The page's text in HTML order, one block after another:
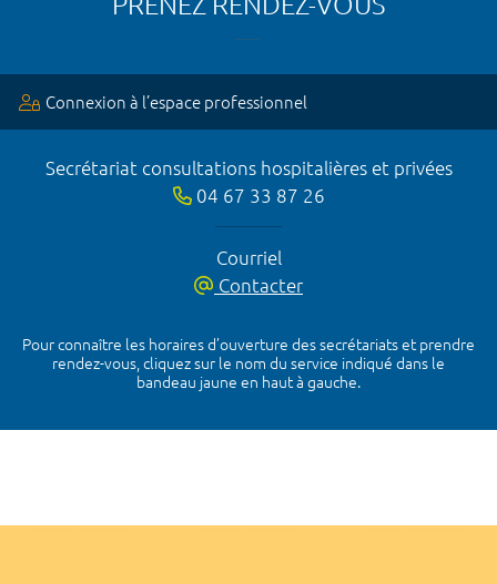
Connexion à l’espace professionnel
Secrétariat consultations hospitalières et privées
04 67 33 87 26
Courriel
Contacter
Pour connaître les horaires d’ouverture des secrétariats et prendre
rendez-vous, cliquez sur le nom du service indiqué dans le
bandeau jaune en haut à gauche.